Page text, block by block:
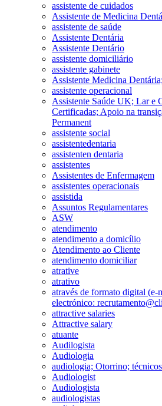
assistente de cuidados
Assistente de Medicina
assistente de saúde
Assistente Dentária
Assistente Dentário
assistente domiciliário
assistente gabinete
Assistente Medicina
assistente operacional
Assistente Saúde UK; Lar e
Certificadas; Apoio na
Permanent
assistente social
assistentedentaria
assistenten dentaria
assistentes
Assistentes de Enfermagem
assistentes operacionais
assistida
Assuntos Regulamentares
ASW
atendimento
atendimento a domicílio
Atendimento ao Cliente
atendimento domiciliar
atrative
atrativo
através de formato digital (e-
electrónico:
attractive salaries
Attractive salary
atuante
Audilogista
Audiologia
audiologia; Otorrino; técnicos
Audiologist
Audiologista
audiologistas